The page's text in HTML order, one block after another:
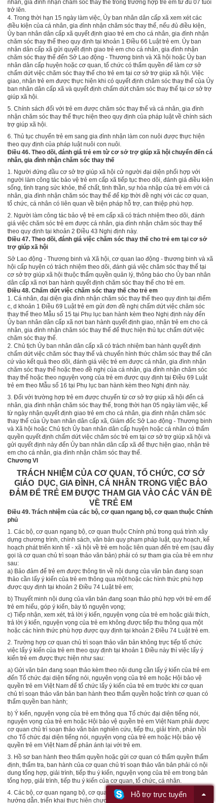
nhân, gia đình nhận chăm sóc thay thế trong trường hợp trẻ em từ đủ 07 tuổi
trở lên.
4. Trong thời hạn 15 ngày làm việc, Ủy ban nhân dân cấp xã xem xét các
điều kiện của cá nhân, gia đình nhận chăm sóc thay thế, nếu đủ điều kiện,
Ủy ban nhân dân cấp xã quyết định giao trẻ em cho cá nhân, gia đình nhận
chăm sóc thay thế theo quy định tại khoản 1 Điều 66 Luật trẻ em. Ủy ban
nhân dân cấp xã gửi quyết định giao trẻ em cho cá nhân, gia đình nhận
chăm sóc thay thế đến Sở Lao động - Thương binh và Xã hội hoặc Ủy ban
nhân dân cấp huyện hoặc cơ quan, tổ chức có thẩm quyền để làm cơ sở
chấm dứt việc chăm sóc thay thế cho trẻ em tại cơ sở trợ giúp xã hội. Việc
giao, nhận trẻ em được thực hiện khi có quyết định chăm sóc thay thế của Ủy
ban nhân dân cấp xã và quyết định chấm dứt chăm sóc thay thế tại cơ sở trợ
giúp xã hội.
5. Chính sách đối với trẻ em được chăm sóc thay thế và cá nhân, gia đình
nhận chăm sóc thay thế thực hiện theo quy định của pháp luật về chính sách
trợ giúp xã hội.
6. Thủ tục chuyển trẻ em sang gia đình nhận làm con nuôi được thực hiện
theo quy định của pháp luật nuôi con nuôi.
Điều 46. Theo dõi, đánh giá trẻ em từ cơ sở trợ giúp xã hội chuyển đến cá
nhân, gia đình nhận chăm sóc thay thế
1. Người đứng đầu cơ sở trợ giúp xã hội cử người đại diện phối hợp với
người làm công tác bảo vệ trẻ em cấp xã tiếp tục theo dõi, đánh giá điều kiện
sống, tình trạng sức khỏe, thể chất, tinh thần, sự hòa nhập của trẻ em với cá
nhân, gia đình nhận chăm sóc thay thế để kịp thời đề nghị với các cơ quan,
tổ chức, cá nhân có liên quan về biện pháp hỗ trợ, can thiệp phù hợp.
2. Người làm công tác bảo vệ trẻ em cấp xã có trách nhiệm theo dõi, đánh
giá việc chăm sóc trẻ em được cá nhân, gia đình nhận chăm sóc thay thế
theo quy định tại khoản 2 Điều 43 Nghị định này.
Điều 47. Theo dõi, đánh giá việc chăm sóc thay thế cho trẻ em tại cơ sở
trợ giúp xã hội
Sở Lao động - Thương binh và Xã hội, cơ quan lao động - thương binh và xã
hội cấp huyện có trách nhiệm theo dõi, đánh giá việc chăm sóc thay thế tại
cơ sở trợ giúp xã hội thuộc thẩm quyền quản lý, thông báo cho Ủy ban nhân
dân cấp xã nơi ban hành quyết định chăm sóc thay thế cho trẻ em.
Điều 48. Chấm dứt việc chăm sóc thay thế cho trẻ em
1. Cá nhân, đại diện gia đình nhận chăm sóc thay thế theo quy định tại điểm
c, d khoản 1 Điều 69 Luật trẻ em gửi đơn đề nghị chấm dứt việc chăm sóc
thay thế theo Mẫu số 15 tại Phụ lục ban hành kèm theo Nghị định này đến
Ủy ban nhân dân cấp xã nơi ban hành quyết định giao, nhận trẻ em cho cá
nhân, gia đình nhận chăm sóc thay thế để thực hiện thủ tục chấm dứt việc
chăm sóc thay thế.
2. Chủ tịch Ủy ban nhân dân cấp xã có trách nhiệm ban hành quyết định
chấm dứt việc chăm sóc thay thế và chuyển hình thức chăm sóc thay thế căn
cứ vào kết quả theo dõi, đánh giá việc trẻ em được cá nhân, gia đình nhận
chăm sóc thay thế hoặc theo đề nghị của cá nhân, gia đình nhận chăm sóc
thay thế hoặc theo nguyện vọng của trẻ em được quy định tại Điều 69 Luật
trẻ em theo Mẫu số 16 tại Phụ lục ban hành kèm theo Nghị định này.
3. Đối với trường hợp trẻ em được chuyển từ cơ sở trợ giúp xã hội đến cá
nhân, gia đình nhận chăm sóc thay thế, trong thời hạn 05 ngày làm việc, kể
từ ngày nhận quyết định giao trẻ em cho cá nhân, gia đình nhận chăm sóc
thay thế của Ủy ban nhân dân cấp xã, Giám đốc Sở Lao động - Thương binh
và Xã hội hoặc Chủ tịch Ủy ban nhân dân cấp huyện hoặc cá nhân có thẩm
quyền quyết định chấm dứt việc chăm sóc trẻ em tại cơ sở trợ giúp xã hội và
gửi quyết định này đến Ủy ban nhân dân cấp xã để thực hiện giao, nhận trẻ
em cho cá nhân, gia đình nhận chăm sóc thay thế.
Chương VI
TRÁCH NHIỆM CỦA CƠ QUAN, TỔ CHỨC, CƠ SỞ
GIÁO DỤC, GIA ĐÌNH, CÁ NHÂN TRONG VIỆC BẢO
ĐẢM ĐỂ TRẺ EM ĐƯỢC THAM GIA VÀO CÁC VẤN ĐỀ
VỀ TRẺ EM
Điều 49. Trách nhiệm của các bộ, cơ quan ngang bộ, cơ quan thuộc Chính
phủ
1. Các bộ, cơ quan ngang bộ, cơ quan thuộc Chính phủ trong quá trình xây
dựng chương trình, chính sách, văn bản quy phạm pháp luật, quy hoạch, kế
hoạch phát triển kinh tế - xã hội về trẻ em hoặc liên quan đến trẻ em (sau đây
gọi là cơ quan chủ trì soạn thảo văn bản) phải có sự tham gia của trẻ em như
sau:
a) Bảo đảm để trẻ em được thông tin về nội dung của văn bản đang soạn
thảo cần lấy ý kiến của trẻ em thông qua một hoặc các hình thức phù hợp
được quy định tại khoản 2 Điều 74 Luật trẻ em;
b) Thuyết minh nội dung của văn bản đang soạn thảo phù hợp với trẻ em để
trẻ em hiểu, góp ý kiến, bày tỏ nguyện vọng;
c) Tiếp nhận, xem xét, trả lời ý kiến, nguyện vọng của trẻ em hoặc giải thích,
trả lời ý kiến, nguyện vọng của trẻ em không được tiếp thu thông qua một
hoặc các hình thức phù hợp được quy định tại khoản 2 Điều 74 Luật trẻ em
2. Trường hợp cơ quan chủ trì soạn thảo văn bản không trực tiếp tổ chức
việc lấy ý kiến của trẻ em theo quy định tại khoản 1 Điều này thì việc lấy ý
kiến trẻ em được thực hiện như sau:
a) Gửi văn bản đang soạn thảo kèm theo nội dung cần lấy ý kiến của trẻ em
đến Tổ chức đại diện tiếng nói, nguyện vọng của trẻ em hoặc Hội bảo vệ
quyền trẻ em Việt Nam để tổ chức lấy ý kiến của trẻ em trước khi cơ quan
chủ trì soạn thảo văn bản ban hành theo thẩm quyền hoặc trình cơ quan có
thẩm quyền ban hành;
b) Ý kiến, nguyện vọng của trẻ em thông qua Tổ chức đại diện tiếng nói,
nguyện vọng của trẻ em hoặc Hội bảo vệ quyền trẻ em Việt Nam phải được
cơ quan chủ trì soạn thảo văn bản nghiên cứu, tiếp thu, giải trình, phản hồi
cho Tổ chức đại diện tiếng nói, nguyện vọng của trẻ em hoặc Hội bảo vệ
quyền trẻ em Việt Nam để phản ánh lại với trẻ em.
3. Hồ sơ ban hành theo thẩm quyền hoặc gửi cơ quan có thẩm quyền thẩm
định, thẩm tra, ban hành của cơ quan chủ trì soạn thảo văn bản phải có nội
dung tổng hợp, giải trình, tiếp thu ý kiến, nguyện vọng của trẻ em trong bản
tổng hợp, giải trình, tiếp thu ý kiến của cơ quan, tổ chức, cá nhân.
4. Các bộ, cơ quan ngang bộ, cơ quan thuộc Chính phủ trong quá trình
hướng dẫn, triển khai thực hiện chương trình, chính sách, v
n bản quy phạm
Hỗ trợ trực tuyến